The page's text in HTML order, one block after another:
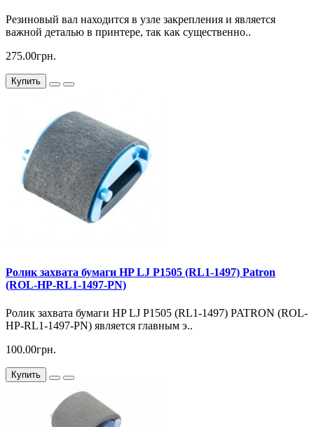
Резиновый вал находится в узле закрепления и является
важной деталью в принтере, так как существенно..
275.00грн.
Купить
Ролик захвата бумаги HP LJ P1505 (RL1-1497) Patron
(ROL-HP-RL1-1497-PN)
Ролик захвата бумаги HP LJ P1505 (RL1-1497) PATRON (ROL-
HP-RL1-1497-PN) является главным э..
100.00грн.
Купить